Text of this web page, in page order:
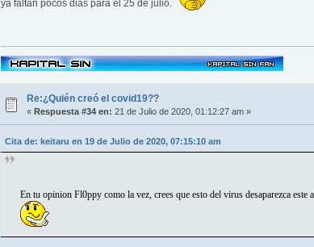
ya faltán pocos dias para el 25 de julio.
Re:¿Quién creó el covid19??
«Respuesta #34 en: 21 de Julio de 2020, 01:12:27 am »
Cita de: keitaru en 19 de Julio de 2020, 07:15:10 am
En tu opinion Fl0ppy como la vez, crees que esto del virus desaparezca